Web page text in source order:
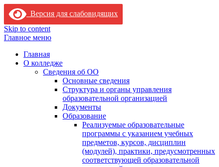
Версия для слабовидящих
Skip to content
Главное меню
Главная
О колледже
Сведения об ОО
Основные сведения
Структура и органы управления
образовательной организацией
Документы
Образование
Реализуемые образовательные
программы с указанием учебных
предметов, курсов, дисциплин
(модулей), практики, предусмотренных
соответствующей образовательной